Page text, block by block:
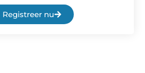
Registreer nu